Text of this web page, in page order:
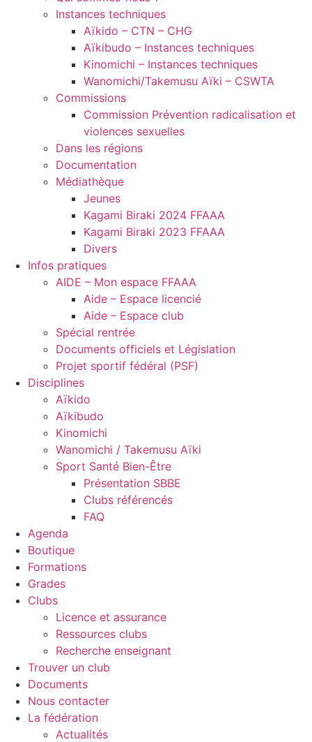
Instances techniques
Aïkido – CTN – CHG
Aïkibudo – Instances techniques
Kinomichi – Instances techniques
Wanomichi/Takemusu Aïki – CSWTA
Commissions
Commission Prévention radicalisation et
violences sexuelles
Dans les régions
Documentation
Médiathèque
Jeunes
Kagami Biraki 2024 FFAAA
Kagami Biraki 2023 FFAAA
Divers
Infos pratiques
AIDE – Mon espace FFAAA
Aide – Espace licencié
Aide – Espace club
Spécial rentrée
Documents officiels et Législation
Projet sportif fédéral (PSF)
Disciplines
Aïkido
Aïkibudo
Kinomichi
Wanomichi / Takemusu Aïki
Sport Santé Bien-Être
Présentation SBBE
Clubs référencés
FAQ
Agenda
Boutique
Formations
Grades
Clubs
Licence et assurance
Ressources clubs
Recherche enseignant
Trouver un club
Documents
Nous contacter
La fédération
Actualités